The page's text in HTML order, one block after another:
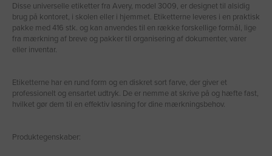
Disse universelle etiketter fra Avery, model 3009, er designet til alsidig
brug på kontoret, i skolen eller i hjemmet. Etiketterne leveres i en praktisk
pakke med 416 stk. og kan anvendes til en række forskellige formål, lige
fra mærkning af breve og pakker til organisering af dokumenter, varer
eller inventar.
Etiketterne har en rund form og en diskret sort farve, der giver et
professionelt og ensartet udtryk. De er nemme at skrive på og hæfte fast,
hvilket gør dem til en effektiv løsning for dine mærkningsbehov.
Produktegenskaber: